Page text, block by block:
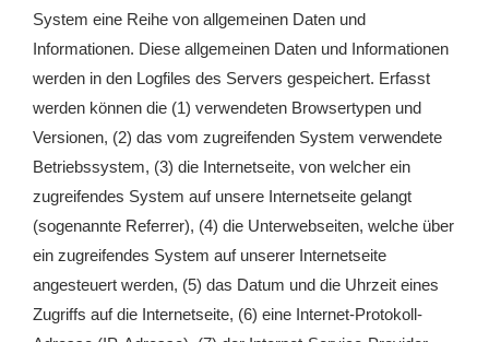
System eine Reihe von allgemeinen Daten und
Informationen. Diese allgemeinen Daten und Informationen
werden in den Logfiles des Servers gespeichert. Erfasst
werden können die (1) verwendeten Browsertypen und
Versionen, (2) das vom zugreifenden System verwendete
Betriebssystem, (3) die Internetseite, von welcher ein
zugreifendes System auf unsere Internetseite gelangt
(sogenannte Referrer), (4) die Unterwebseiten, welche über
ein zugreifendes System auf unserer Internetseite
angesteuert werden, (5) das Datum und die Uhrzeit eines
Zugriffs auf die Internetseite, (6) eine Internet-Protokoll-